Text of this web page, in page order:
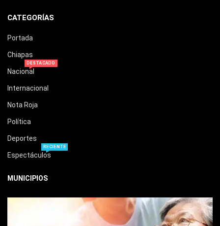
CATEGORÍAS
Portada
Chiapas
Nacional
DESTACADO
Internacional
Nota Roja
Política
Deportes
Espectáculos
RECIENTE
MUNICIPIOS